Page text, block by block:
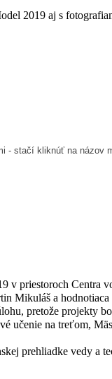
2019 aj s
- stačí kliknúť na názov
v priestoroch
Mikuláš a hodnotiaca
pretože projekty
na treťom,
prehliadke vedy a